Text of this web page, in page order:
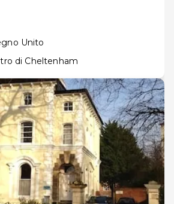
Unito
di Cheltenham